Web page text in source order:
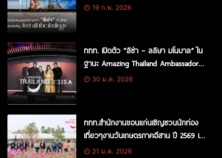
ทุกความรู้สึก ชวนคนไทยออกตามหา “ลิ
19 ก.พ. 2026
ททท. เปิดตัว “ลิซ่า – ลลิษา มโนบาล” ใน
ฐานะ Amazing Thailand Ambassador
ชวนนักท่องเที่ยวมาสัมผัสทุกความรู้สึกที่
30 ม.ค. 2026
ททท.สำนักงานขอนแก่นเชิญชวนนักท่อง
เที่ยวๆงานวันเกษตรภาคอีสาน ปี 2569 เต
รียมช้อปสินค้า-ชมเทคโนโลยีเกษตร งานจัด
21 ม.ค. 2026